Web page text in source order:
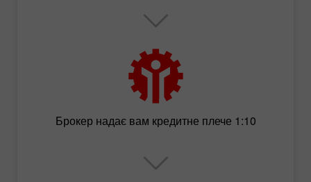
Брокер надає вам кредитне плече 1:10